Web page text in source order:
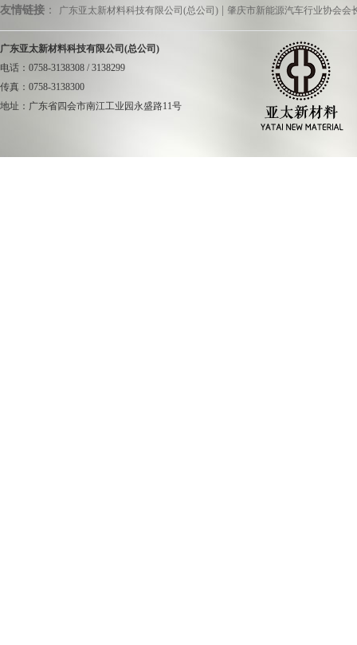
广东亚太新材料科
员36人，组建了肇
高级工程师组成的
究院、深圳比亚迪
化技术探讨，到重
复合材料汽车集成
友情链接 ： 广东亚太新材料科技有限公司(总公司) 肇庆市新能源汽车行业协会会
广东亚太新材料科技有限公司(总公司)
电话：0758-3138308 / 3138299
传真：0758-3138300
地址：广东省四会市南江工业园永盛路11号